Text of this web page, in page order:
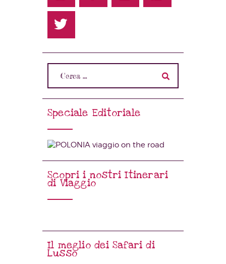
Speciale Editoriale
Scopri i nostri Itinerari
di Viaggio
Il meglio dei Safari di
Lusso